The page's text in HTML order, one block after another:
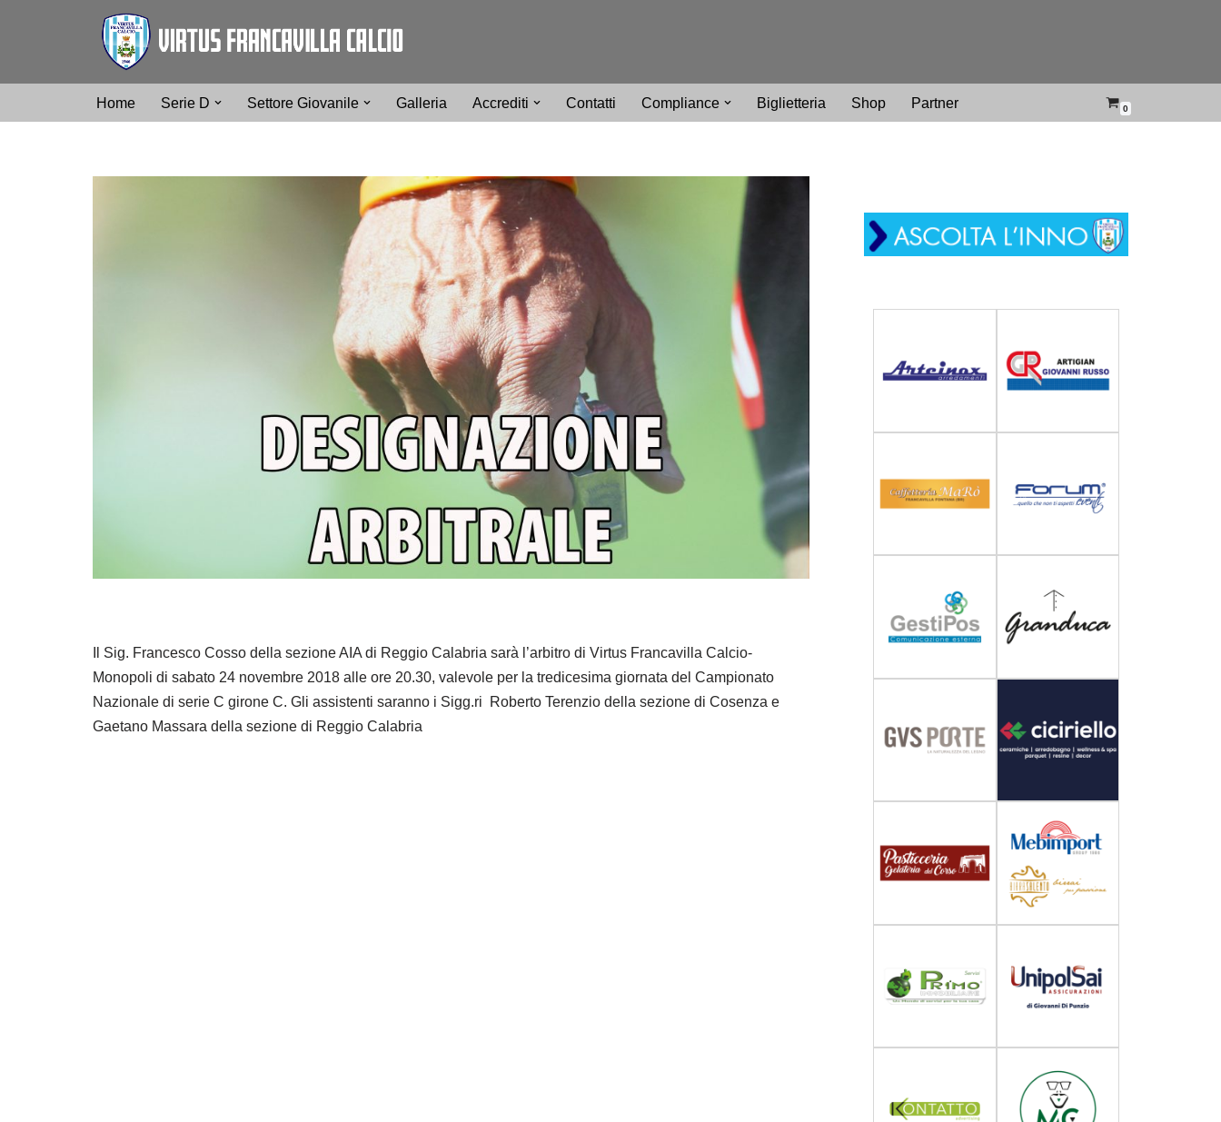
Home Serie D Settore Giovanile Galleria Accrediti Contatti Compliance Biglietteria Shop Partner 0
Il Sig. Francesco Cosso della sezione AIA di Reggio Calabria sarà l’arbitro di Virtus Francavilla Calcio-
Monopoli di sabato 24 novembre 2018 alle ore 20.30, valevole per la tredicesima giornata del Campionato
Nazionale di serie C girone C. Gli assistenti saranno i Sigg.ri Roberto Terenzio della sezione di Cosenza e
Gaetano Massara della sezione di Reggio Calabria